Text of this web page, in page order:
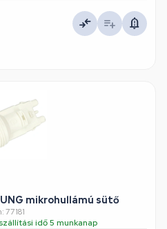
mikrohullámú sütő
77181
idő 5 munkanap